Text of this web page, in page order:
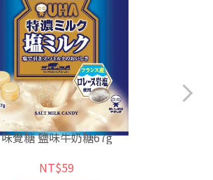
味覺糖 鹽味牛奶糖67g
NT$59